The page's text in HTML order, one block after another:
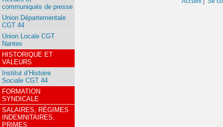
communiqués de presse
Union Départementale
CGT 44
Union Locale CGT
Nantes
HISTORIQUE ET
VALEURS
Institut d’Histoire
Sociale CGT 44
FORMATION
SYNDICALE
SALAIRES, RÉGIMES
INDEMNITAIRES,
PRIMES